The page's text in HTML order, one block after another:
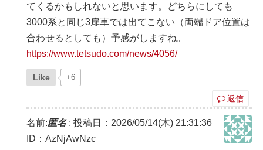
てくるかもしれないと思います。どちらにしても
3000系と同じ3扉車では出てこない（両端ドア位置は
合わせるとしても）予感がしますね。
https://www.tetsudo.com/news/4056/
Like +6
返信
名前:匿名: 投稿日：2026/05/14(木) 21:31:36
ID：AzNjAwNzc